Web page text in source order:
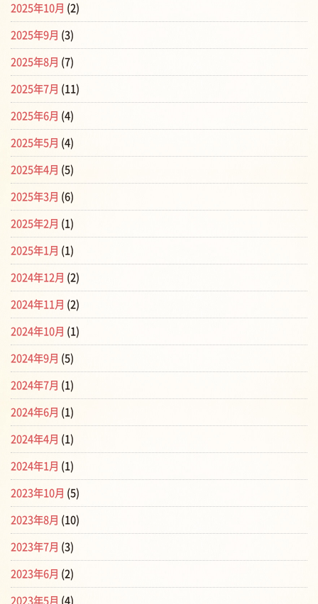
2025年10月 (2)
2025年9月 (3)
2025年8月 (7)
2025年7月 (11)
2025年6月 (4)
2025年5月 (4)
2025年4月 (5)
2025年3月 (6)
2025年2月 (1)
2025年1月 (1)
2024年12月 (2)
2024年11月 (2)
2024年10月 (1)
2024年9月 (5)
2024年7月 (1)
2024年6月 (1)
2024年4月 (1)
2024年1月 (1)
2023年10月 (5)
2023年8月 (10)
2023年7月 (3)
2023年6月 (2)
2023年5月 (4)